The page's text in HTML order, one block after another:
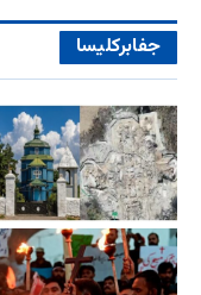
جفا‌بر‌کلیسا